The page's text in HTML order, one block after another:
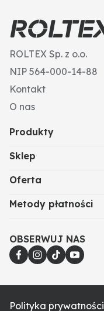
ROLTEX Sp. z o.o.
NIP 564-000-14-88
Kontakt
O nas
Produkty
Sklep
Oferta
Metody płatności
OBSERWUJ NAS
Polityka prywatności